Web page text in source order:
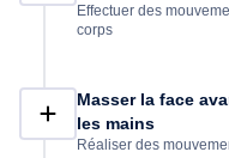
Effectuer des
corps
Masser la face
les mains
Réaliser des